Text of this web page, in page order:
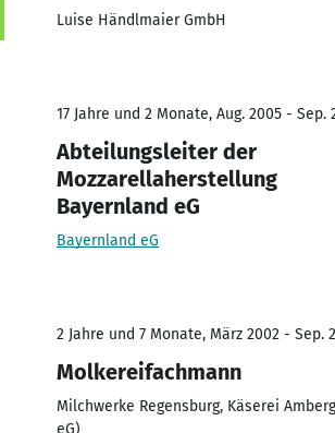
Luise Händlmaier GmbH
17 Jahre und 2 Monate, Aug. 2005 - Sep.
Abteilungsleiter der
Mozzarellaherstellung
Bayernland eG
Bayernland eG
2 Jahre und 7 Monate, März 2002 - Sep.
Molkereifachmann
Milchwerke Regensburg, Käserei
eG)